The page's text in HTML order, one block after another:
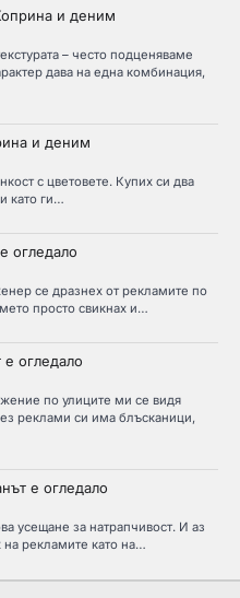
и деним
– често подценяваме
дава на една комбинация,
и деним
с цветовете. Купих си два
като ги…
огледало
се дразнех от рекламите по
просто свикнах и…
е огледало
по улиците ми се видя
реклами си има блъсканици,
е огледало
усещане за натрапчивост. И аз
на рекламите като на…